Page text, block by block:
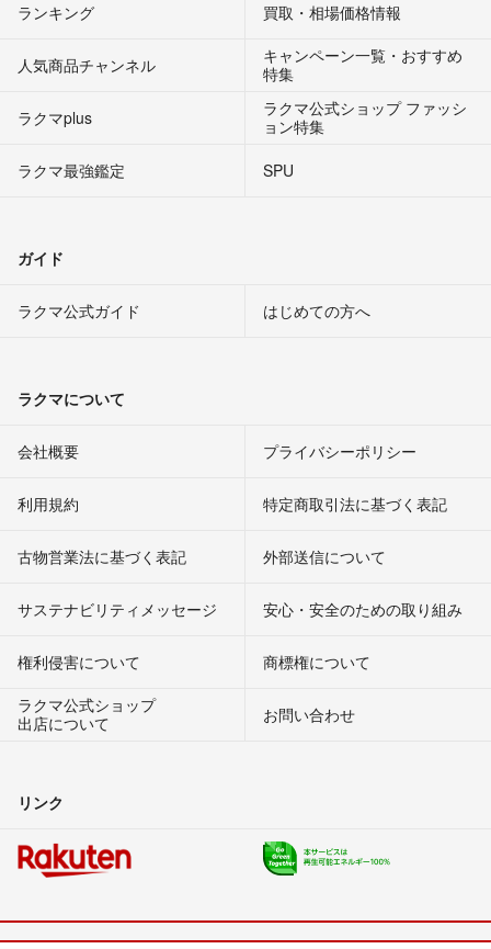
ランキング 買取・相場価格情報
人気商品チャンネル
キャンペーン一覧・おすすめ
特集
ラクマplus
ラクマ公式ショップ ファッシ
ョン特集
ラクマ最強鑑定
SPU
ガイド
ラクマ公式ガイド はじめての方へ
ラクマについて
会社概要 プライバシーポリシー
利用規約 特定商取引法に基づく表記
古物営業法に基づく表記 外部送信について
サステナビリティメッセージ 安心・安全のための取り組み
権利侵害について
商標権について
ラクマ公式ショップ
出店について
お問い合わせ
リンク